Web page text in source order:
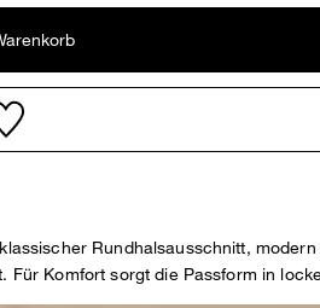
Rundhalsausschnitt,
Komfort sorgt die Passform in